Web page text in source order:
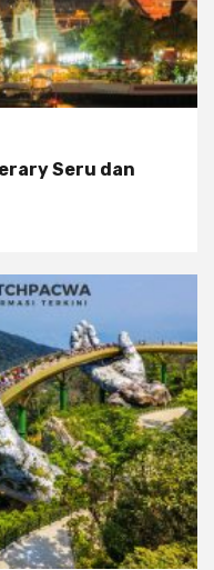
Seru dan